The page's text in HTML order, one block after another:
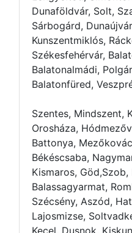
Dunaföldvár, Solt,
Sárbogárd,
Kunszentmiklós,
Székesfehérvár,
Balatonalmádi,
Balatonfüred,
Szentes, Mindszent,
Orosháza,
Battonya,
Békéscsaba,
Kismaros, Göd,Szob,
Balassagyarmat,
Szécsény, Aszód,
Lajosmizse,
Kecel, Dusnok,